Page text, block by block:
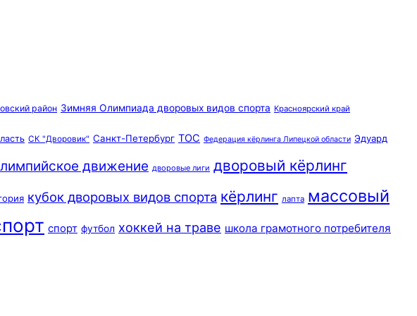
район Зимняя Олимпиада дворовых видов спорта Красноярский край
СК "Дворовик" Санкт-Петербург ТОС Федерация кёрлинга Липецкой области Эдуард
движение дворовые лиги дворовый кёрлинг
кубок дворовых видов спорта кёрлинг лапта массовый
спорт футбол хоккей на траве школа грамотного потребителя